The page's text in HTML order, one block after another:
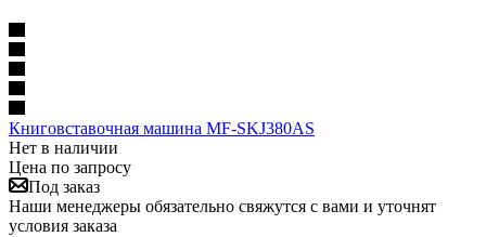
Книговставочная машина MF-SKJ380AS
Нет в наличии
Цена по запросу
Под заказ
Наши менеджеры обязательно свяжутся с вами и уточнят
условия заказа